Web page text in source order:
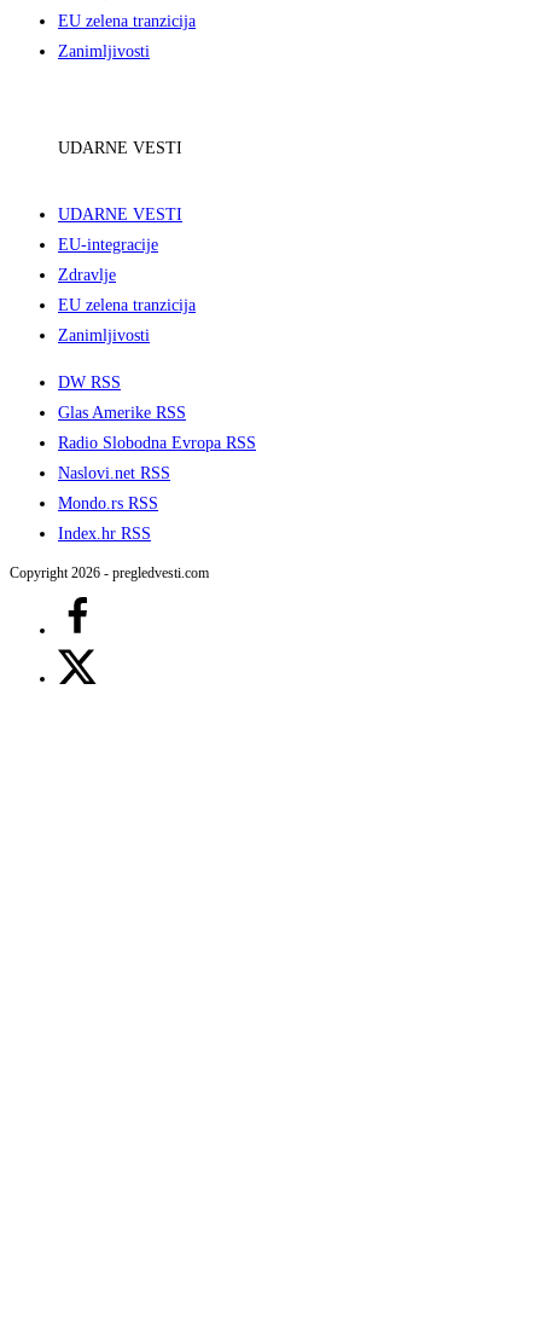
EU zelena tranzicija
Zanimljivosti
UDARNE VESTI
UDARNE VESTI
EU-integracije
Zdravlje
EU zelena tranzicija
Zanimljivosti
DW RSS
Glas Amerike RSS
Radio Slobodna Evropa RSS
Naslovi.net RSS
Mondo.rs RSS
Index.hr RSS
Copyright 2026 - pregledvesti.com